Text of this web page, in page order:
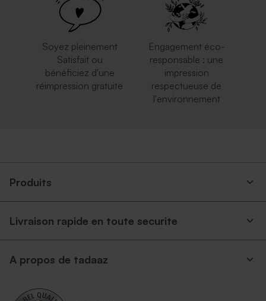
Soyez pleinement
Satisfait ou
bénéficiez d'une
réimpression gratuite
Engagement éco-
responsable : une
impression
respectueuse de
l'environnement
Produits
Livraison rapide en toute securite
A propos de tadaaz